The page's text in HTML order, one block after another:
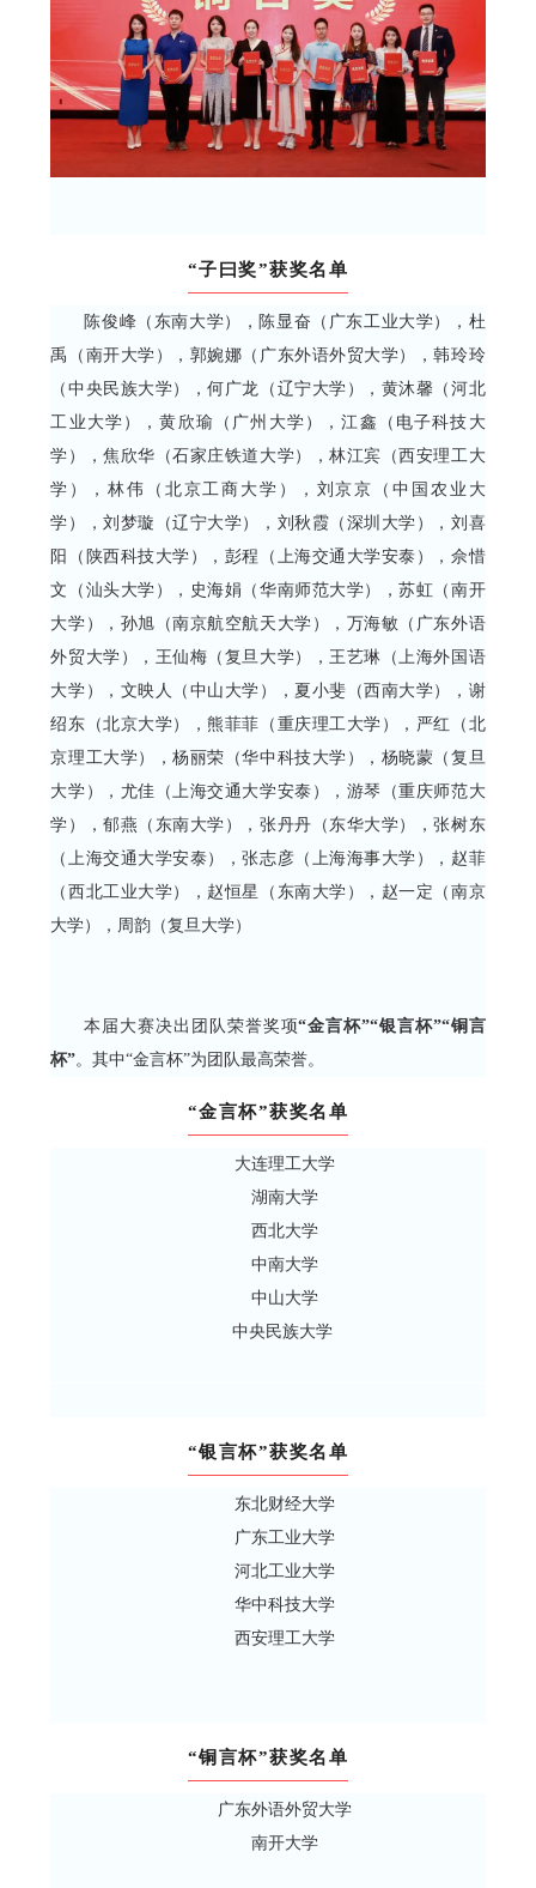
“子曰奖”获奖名单
陈俊峰（东南大学），陈显奋（广东工业大学），杜
禹（南开大学），郭婉娜（广东外语外贸大学），韩玲玲
（中央民族大学），何广龙（辽宁大学），黄沐馨（河北
工业大学），黄欣瑜（广州大学），江鑫（电子科技大
学），焦欣华（石家庄铁道大学），林江宾（西安理工大
学），林伟（北京工商大学），刘京京（中国农业大
学），刘梦璇（辽宁大学），刘秋霞（深圳大学），刘喜
阳（陕西科技大学），彭程（上海交通大学安泰），佘惜
文（汕头大学），史海娟（华南师范大学），苏虹（南开
大学），孙旭（南京航空航天大学），万海敏（广东外语
外贸大学），王仙梅（复旦大学），王艺琳（上海外国语
大学），文映人（中山大学），夏小斐（西南大学），谢
绍东（北京大学），熊菲菲（重庆理工大学），严红（北
京理工大学），杨丽荣（华中科技大学），杨晓蒙（复旦
大学），尤佳（上海交通大学安泰），游琴（重庆师范大
学），郁燕（东南大学），张丹丹（东华大学），张树东
（上海交通大学安泰），张志彦（上海海事大学），赵菲
（西北工业大学），赵恒星（东南大学），赵一定（南京
大学），周韵（复旦大学）
本届大赛决出团队荣誉奖项“金言杯”“银言杯”“铜言
杯”。其中“金言杯”为团队最高荣誉。
“金言杯”获奖名单
大连理工大学
湖南大学
西北大学
中南大学
中山大学
中央民族大学
“银言杯”获奖名单
东北财经大学
广东工业大学
河北工业大学
华中科技大学
西安理工大学
“铜言杯”获奖名单
广东外语外贸大学
南开大学